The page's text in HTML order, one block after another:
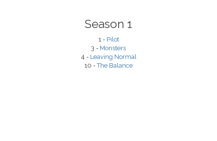
Season 1
1 - Pilot
3 - Monsters
4 - Leaving Normal
10 -The Balance